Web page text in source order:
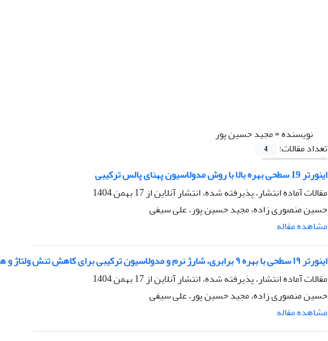
نویسنده =مجید حسین پور
تعداد مقالات:
4
اینورتر 19 سطحی بهره بالا با روش مدولاسیون پهنای پالس ترکیبی
مقالات آماده انتشار، پذیرفته شده، انتشار آنلاین از17 بهمن 1404
حسین منصوری زاده، مجید حسین پور، علی سیفی
مشاهده مقاله
اینورتر ۱۹ ‌سطحی با بهره ۹ برابری، شارژ نرم و مدولاسیون ترکیبی برای کاهش تنش ولتاژ و هزینه
مقالات آماده انتشار، پذیرفته شده، انتشار آنلاین از17 بهمن 1404
حسین منصوری زاده، مجید حسین پور، علی سیفی
مشاهده مقاله